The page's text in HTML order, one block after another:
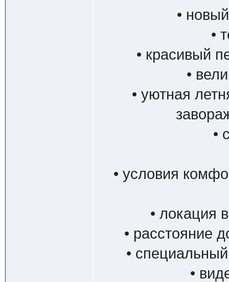
•
•
• красивый
•
• уютная
•
• условия
• локация
• расстояние
•
•